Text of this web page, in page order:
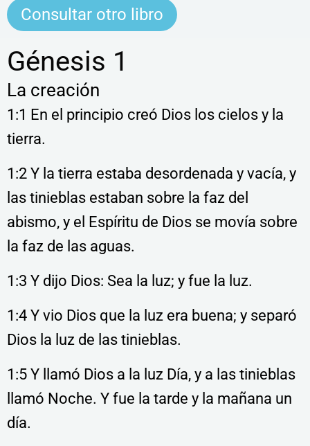
Consultar otro libro
Génesis 1
La creación
1:1 En el principio creó Dios los cielos y la
tierra.
1:2 Y la tierra estaba desordenada y vacía, y
las tinieblas estaban sobre la faz del
abismo, y el Espíritu de Dios se movía sobre
la faz de las aguas.
1:3 Y dijo Dios: Sea la luz; y fue la luz.
1:4 Y vio Dios que la luz era buena; y separó
Dios la luz de las tinieblas.
1:5 Y llamó Dios a la luz Día, y a las tinieblas
llamó Noche. Y fue la tarde y la mañana un
día.